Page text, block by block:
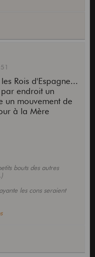
Rois d'Espagne...
endroit un
un mouvement de
à la Mère
bouts des autres
les cons seraient